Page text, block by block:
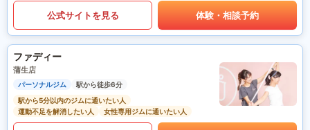
公式サイトを見る 体験・相談予約
ファディー
蒲生店
パーソナルジム
駅から徒歩6分
駅から5分以内のジムに通いたい人
運動不足を解消したい人
女性専用ジムに通いたい人